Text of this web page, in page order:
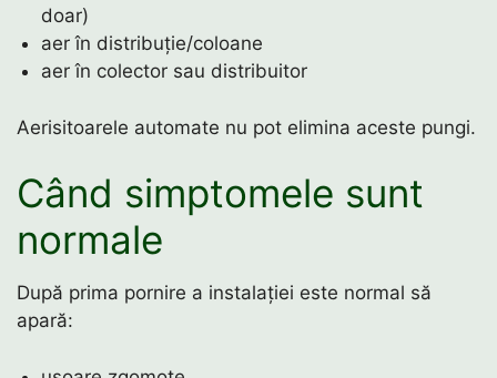
doar)
aer în distribuție/coloane
aer în colector sau distribuitor
Aerisitoarele automate nu pot elimina aceste pungi.
Când simptomele sunt
normale
După prima pornire a instalației este normal să
apară: